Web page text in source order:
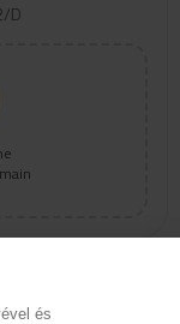
és
ki van
kerülnek a
D